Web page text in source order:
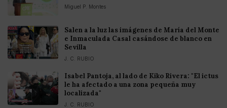
Miguel P. Montes
Salen a la luz las imágenes de María del Monte
e Inmaculada Casal casándose de blanco en
Sevilla
J. C. RUBIO
Isabel Pantoja, al lado de Kiko Rivera: "El ictus
le ha afectado a una zona pequeña muy
localizada"
J. C. RUBIO